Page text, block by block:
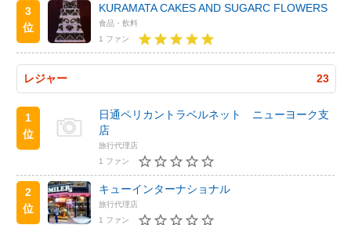
3
位
KURAMATA CAKES AND SUGARC FLOWERS
食品・飲料
1 ファン
レジャー 23
1
位
日通ペリカントラベルネット ニューヨーク支
店
旅行代理店
1 ファン
2
位
キューインターナショナル
旅行代理店
1 ファン